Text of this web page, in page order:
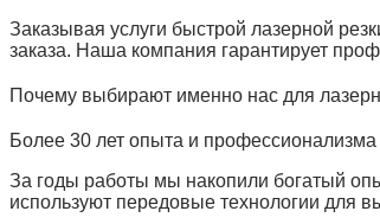
Заказывая услуги быстрой лазерной
заказа. Наша компания гарантирует
Почему выбирают именно нас для
Более 30 лет опыта и профессионализма
За годы работы мы накопили богатый
используют передовые технологии для